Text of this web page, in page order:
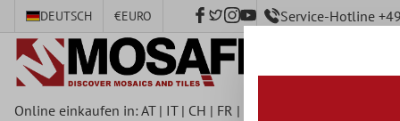
springen
DEUTSCH €EURO Service-Hotline
Online einkaufen in:AT| IT| CH | FR |